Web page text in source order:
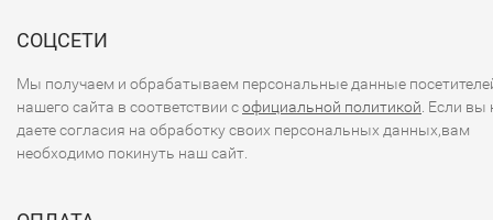
СОЦСЕТИ
Мы получаем и обрабатываем персональные данные
нашего сайта в соответствии софициальной политикой . Если вы
даете согласия на обработку своих персональных данных,вам
необходимо покинуть наш сайт.